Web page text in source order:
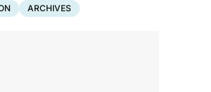
ARCHIVES